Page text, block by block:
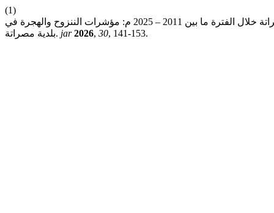
(1)
عاشور م. م. م. التحليل المكاني لمؤشرات النزوح والهجرة الوافدة إلى بلدية مصراتة خلال الفترة ما بين 2011 – 2025 م: مؤشرات الننزوح والهجرة في
بلدية مصراتة. jar 2026, 30, 141-153.